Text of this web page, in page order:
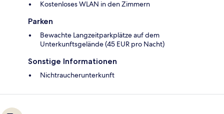
Kostenloses WLAN in den Zimmern
Parken
Bewachte Langzeitparkplätze auf dem
Unterkunftsgelände (45 EUR pro Nacht)
Sonstige Informationen
Nichtraucherunterkunft